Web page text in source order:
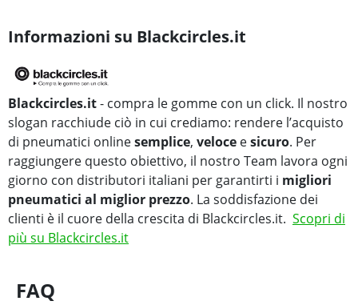
Informazioni su Blackcircles.it
Blackcircles.it- compra le gomme con un click. Il nostro
slogan racchiude ciò in cui crediamo: rendere l’acquisto
di pneumatici onlinesemplice, veloce esicuro. Per
raggiungere questo obiettivo, il nostro Team lavora ogni
giorno con distributori italiani per garantirti i migliori
pneumatici al miglior prezzo. La soddisfazione dei
clienti è il cuore della crescita di Blackcircles.it. Scopri di
più su Blackcircles.it
FAQ